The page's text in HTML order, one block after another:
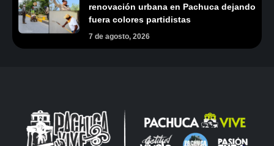
renovación urbana en Pachuca dejando
fuera colores partidistas
7 de agosto, 2026